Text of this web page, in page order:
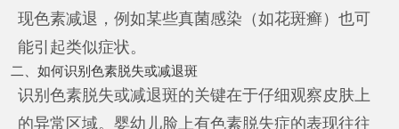
现色素减退，例如某些真菌感染（如花斑癣）也可
能引起类似症状。
二、如何识别色素脱失或减退斑
识别色素脱失或减退斑的关键在于仔细观察皮肤上
的异常区域。婴幼儿脸上有色素脱失症的表现往往